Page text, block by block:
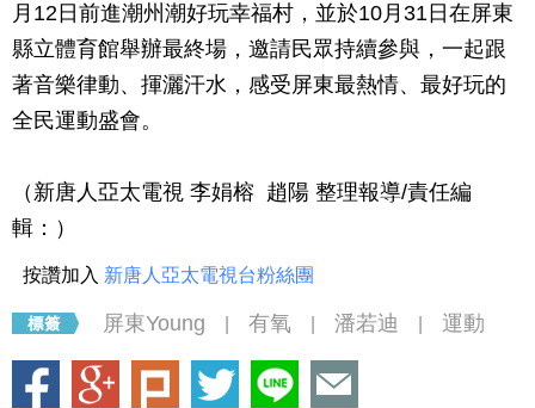
月12日前進潮州潮好玩幸福村，並於10月31日在屏東
縣立體育館舉辦最終場，邀請民眾持續參與，一起跟
著音樂律動、揮灑汗水，感受屏東最熱情、最好玩的
全民運動盛會。
（新唐人亞太電視 李娟榕 趙陽 整理報導/責任編
輯：）
按讚加入 新唐人亞太電視台粉絲團
屏東Young 有氧 潘若迪 運動